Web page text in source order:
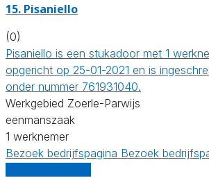
15. Pisaniello
(0)
Pisaniello is een stukadoor met 1
opgericht op 25-01-2021 en is
onder nummer 761931040.
Werkgebied Zoerle-Parwijs
eenmanszaak
1 werknemer
Bezoek bedrijfspagina Bezoek